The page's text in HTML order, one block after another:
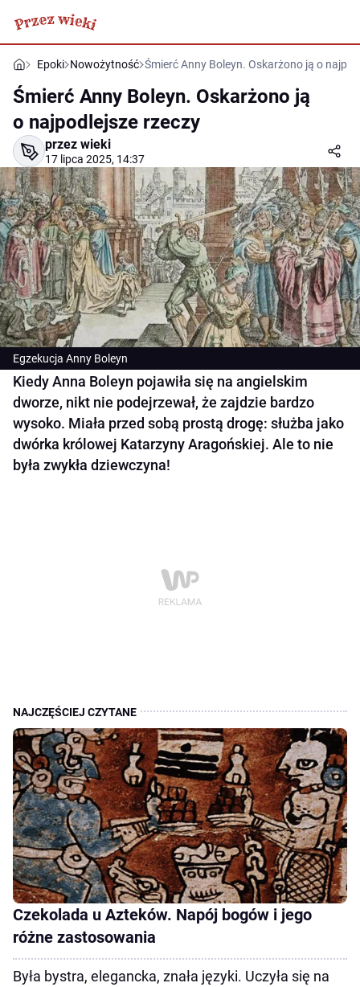
Epoki Nowożytność Śmierć Anny Boleyn. Oskarżono ją o
Śmierć Anny Boleyn. Oskarżono ją
o najpodlejsze rzeczy
przez wieki
17 lipca 2025, 14:37
Egzekucja Anny Boleyn
Kiedy Anna Boleyn pojawiła się na angielskim
dworze, nikt nie podejrzewał, że zajdzie bardzo
wysoko. Miała przed sobą prostą drogę: służba jako
dwórka królowej Katarzyny Aragońskiej. Ale to nie
była zwykła dziewczyna!
Czekolada u Azteków. Napój bogów i jego
różne zastosowania
Była bystra, elegancka, znała języki. Uczyła się na